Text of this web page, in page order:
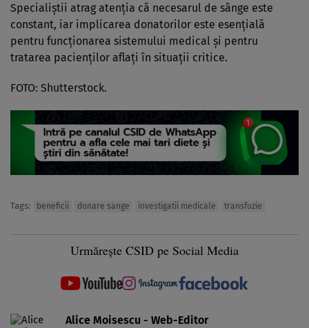
Specialiștii atrag atenția că necesarul de sânge este
constant, iar implicarea donatorilor este esențială
pentru funcționarea sistemului medical și pentru
tratarea pacienților aflați în situații critice.
FOTO: Shutterstock.
Tags: beneficii donare sange investigatii medicale transfuzie
Urmărește CSID pe Social Media
Alice Moisescu - Web-Editor